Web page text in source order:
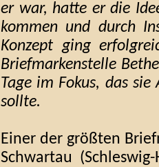
er war, hatte er die
kommen und durch
Konzept ging
Briefmarkenstelle
Tage im Fokus, das
sollte.
Einer der größten
Schwartau (Schleswig-